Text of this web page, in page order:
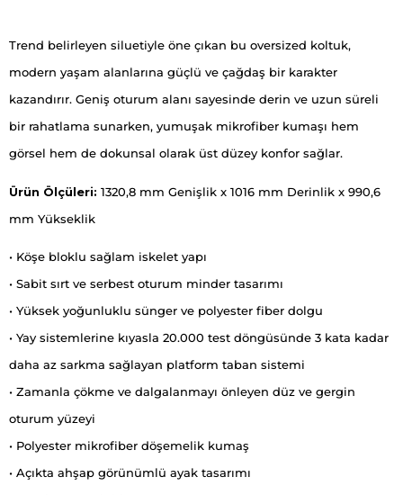
Trend belirleyen siluetiyle öne çıkan bu oversized koltuk,
modern yaşam alanlarına güçlü ve çağdaş bir karakter
kazandırır. Geniş oturum alanı sayesinde derin ve uzun süreli
bir rahatlama sunarken, yumuşak mikrofiber kumaşı hem
görsel hem de dokunsal olarak üst düzey konfor sağlar.
Ürün Ölçüleri: 1320,8 mm Genişlik x 1016 mm Derinlik x 990,6
mm Yükseklik
• Köşe bloklu sağlam iskelet yapı
• Sabit sırt ve serbest oturum minder tasarımı
• Yüksek yoğunluklu sünger ve polyester fiber dolgu
• Yay sistemlerine kıyasla 20.000 test döngüsünde 3 kata kadar
daha az sarkma sağlayan platform taban sistemi
• Zamanla çökme ve dalgalanmayı önleyen düz ve gergin
oturum yüzeyi
• Polyester mikrofiber döşemelik kumaş
• Açıkta ahşap görünümlü ayak tasarımı